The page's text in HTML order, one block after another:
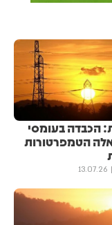
הכבדה בעומסי
הטמפרטורות
13.07.26